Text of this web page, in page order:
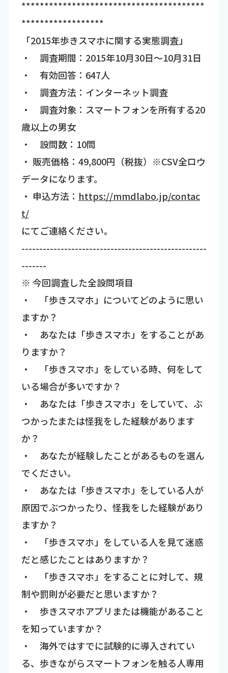
****************************************
******************
「2015年歩きスマホに関する実態調査」
・ 調査期間：2015年10月30日～10月31日
・ 有効回答：647人
・ 調査方法：インターネット調査
・ 調査対象：スマートフォンを所有する20
歳以上の男女
・ 設問数：10問
・ 販売価格：49,800円（税抜）※CSV全ロウ
データになります。
・ 申込方法： https://mmdlabo.jp/contac
t/
にてご連絡ください。
----------------------------------------------------
-------
※ 今回調査した全設問項目
・ 「歩きスマホ」についてどのように思い
ますか？
・ あなたは「歩きスマホ」をすることがあ
りますか？
・ 「歩きスマホ」をしている時、何をして
いる場合が多いですか？
・ あなたは「歩きスマホ」をしていて、ぶ
つかったまたは怪我をした経験があります
か？
・ あなたが経験したことがあるものを選ん
でください。
・ あなたは「歩きスマホ」をしている人が
原因でぶつかったり、怪我をした経験があり
ますか？
・ 「歩きスマホ」をしている人を見て迷惑
だと感じたことはありますか？
・ 「歩きスマホ」をすることに対して、規
制や罰則が必要だと思いますか？
・ 歩きスマホアプリまたは機能があること
を知っていますか？
・ 海外ではすでに試験的に導入されてい
る、歩きながらスマートフォンを触る人専用